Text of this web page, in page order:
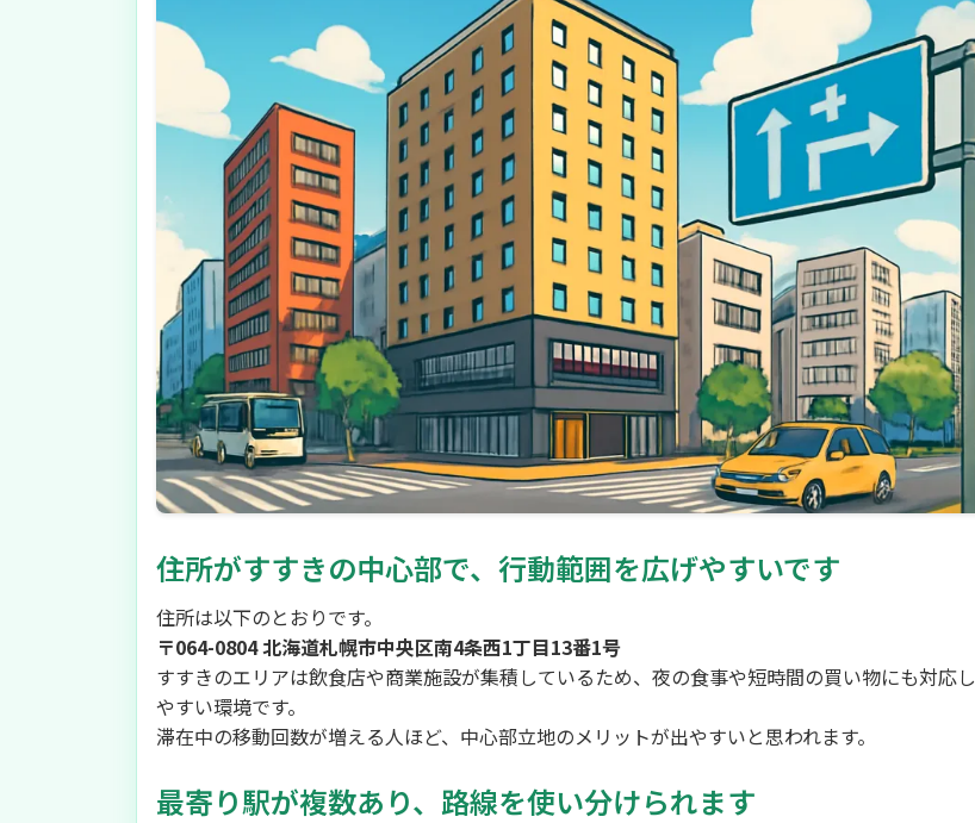
住所がすすきの中心部で、行動範囲を広げやすいです
住所は以下のとおりです。
〒064-0804 北海道札幌市中央区南4条西1丁目13番1号
すすきのエリアは飲食店や商業施設が集積しているため、夜の食事や短時間の買い物にも対応し
やすい環境です。
滞在中の移動回数が増える人ほど、中心部立地のメリットが出やすいと思われます。
最寄り駅が複数あり、路線を使い分けられます